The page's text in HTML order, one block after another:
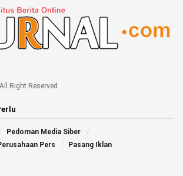
Right Reserved
Pedoman Media Siber
Pers
Pasang Iklan